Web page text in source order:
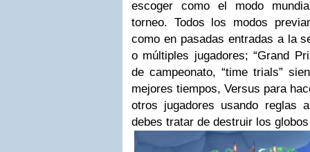
escoger como el modo
torneo. Todos los modos
como en pasadas entradas a la
o múltiples jugadores; “Grand
de campeonato, “time trials”
mejores tiempos, Versus para
otros jugadores usando reglas
debes tratar de destruir los